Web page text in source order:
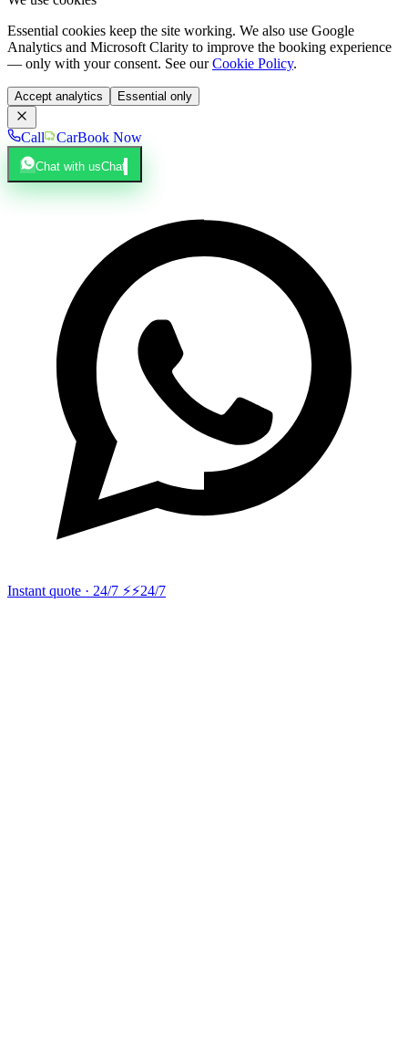
Essential cookies keep the site working. We also use Google
Analytics and Microsoft Clarity to improve the booking experience
— only with your consent. See our Cookie Policy.
Accept analytics Essential only
Call CarBook Now
Chat with usChat
Instant quote · 24/7 ⚡⚡24/7